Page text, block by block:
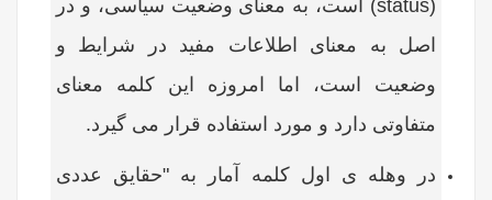
(
status) است، به معنای وضعیت سیاسی، و در
اصل به معنای اطلاعات مفید در شرایط و
وضعیت است، اما امروزه این کلمه معنای
متفاوتی دارد و مورد استفاده قرار می گیرد.
در وهله ی اول کلمه آمار به "حقایق عددی